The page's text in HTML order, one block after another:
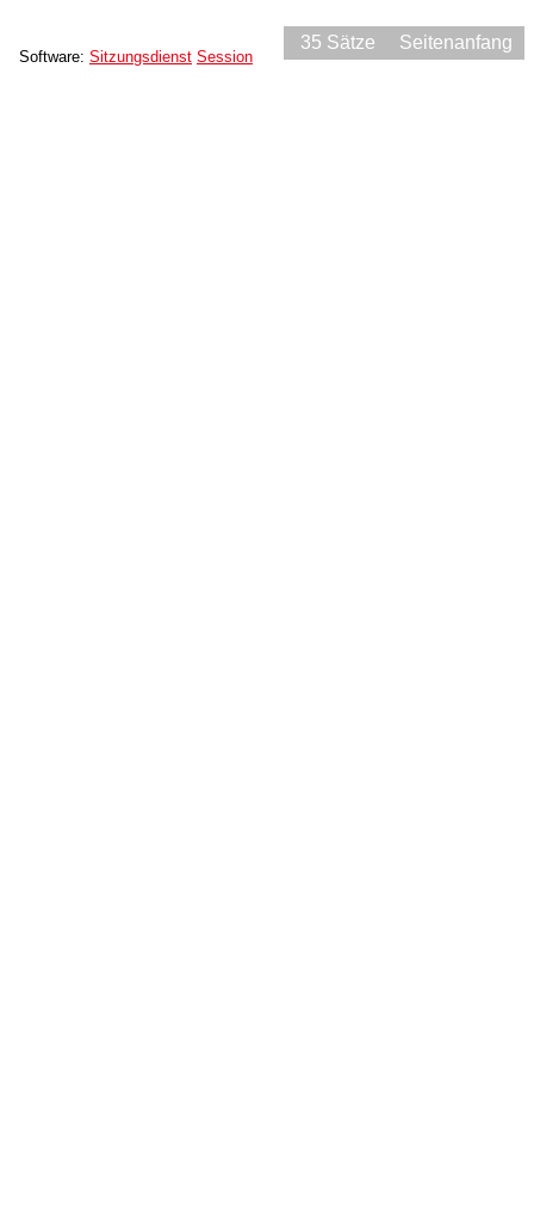
35 Sätze Seitenanfang
Software: Sitzungsdienst Session